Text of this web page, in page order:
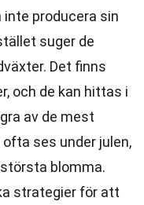
inte producera sin
suger de
Det finns
och de kan hittas i
av de mest
ses under julen,
blomma.
strategier för att